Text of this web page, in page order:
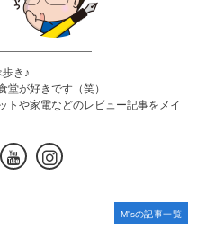
き♪
堂が好きです（笑）
トや家電などのレビュー記事をメイ
M'sの記事一覧